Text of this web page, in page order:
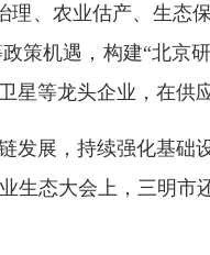
、农业估产、生态
策机遇，构建“北京
卫星等龙头企业，在供
展，持续强化基础
态大会上，三明市